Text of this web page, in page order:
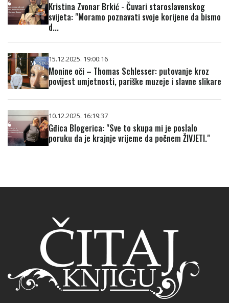
Kristina Zvonar Brkić - Čuvari staroslavenskog
svijeta: "Moramo poznavati svoje korijene da bismo
d...
15.12.2025. 19:00:16
Monine oči – Thomas Schlesser: putovanje kroz
povijest umjetnosti, pariške muzeje i slavne slikare
10.12.2025. 16:19:37
Gđica Blogerica: "Sve to skupa mi je poslalo
poruku da je krajnje vrijeme da počnem ŽIVJETI."